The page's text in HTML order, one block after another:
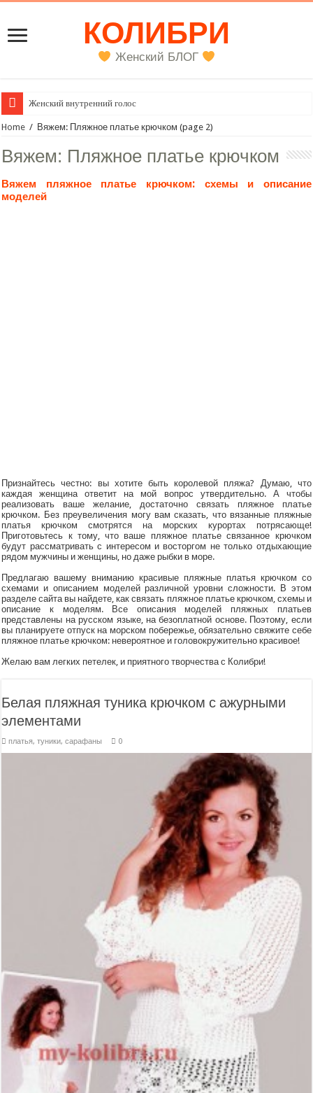
КОЛИБРИ
Женский БЛОГ
Женский внутренний голос
Home / Вяжем: Пляжное платье крючком (page 2)
Вяжем: Пляжное платье крючком
Вяжем пляжное платье крючком: схемы и описание
моделей
Признайтесь честно: вы хотите быть королевой пляжа? Думаю, что
каждая женщина ответит на мой вопрос утвердительно. А чтобы
реализовать ваше желание, достаточно связать пляжное платье
крючком. Без преувеличения могу вам сказать, что вязанные пляжные
платья крючком смотрятся на морских курортах потрясающе!
Приготовьтесь к тому, что ваше пляжное платье связанное крючком
будут рассматривать с интересом и восторгом не только отдыхающие
рядом мужчины и женщины, но даже рыбки в море.
Предлагаю вашему вниманию красивые пляжные платья крючком со
схемами и описанием моделей различной уровни сложности. В этом
разделе сайта вы найдете, как связать пляжное платье крючком, схемы и
описание к моделям. Все описания моделей пляжных платьев
представлены на русском языке, на безоплатной основе. Поэтому, если
вы планируете отпуск на морском побережье, обязательно свяжите себе
пляжное платье крючком: невероятное и головокружительно красивое!
Желаю вам легких петелек, и приятного творчества с Колибри!
Белая пляжная туника крючком с ажурными
элементами
платья, туники, сарафаны 0